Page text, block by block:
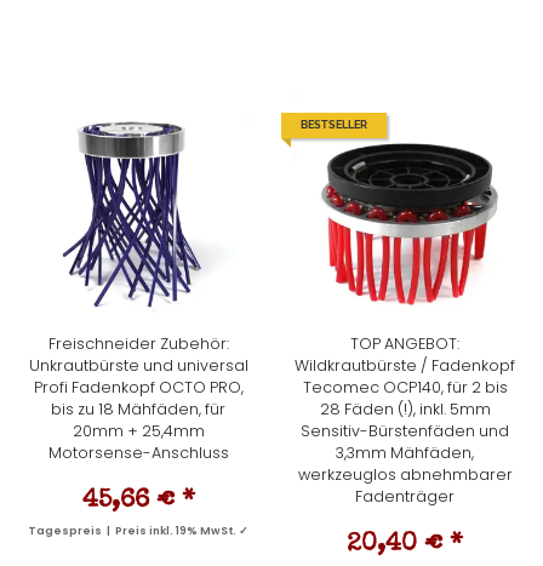
Freischneider Zubehör:
Unkrautbürste und universal
Profi Fadenkopf OCTO PRO,
bis zu 18 Mähfäden, für
20mm + 25,4mm
Motorsense-Anschluss
45,66 € *
Tagespreis | Preis inkl. 19% MwSt. ✓
BESTSELLER
TOP ANGEBOT:
Wildkrautbürste / Fadenkopf
Tecomec OCP140, für 2 bis
28 Fäden (!), inkl. 5mm
Sensitiv-Bürstenfäden und
3,3mm Mähfäden,
werkzeuglos abnehmbarer
Fadenträger
20,40 € *